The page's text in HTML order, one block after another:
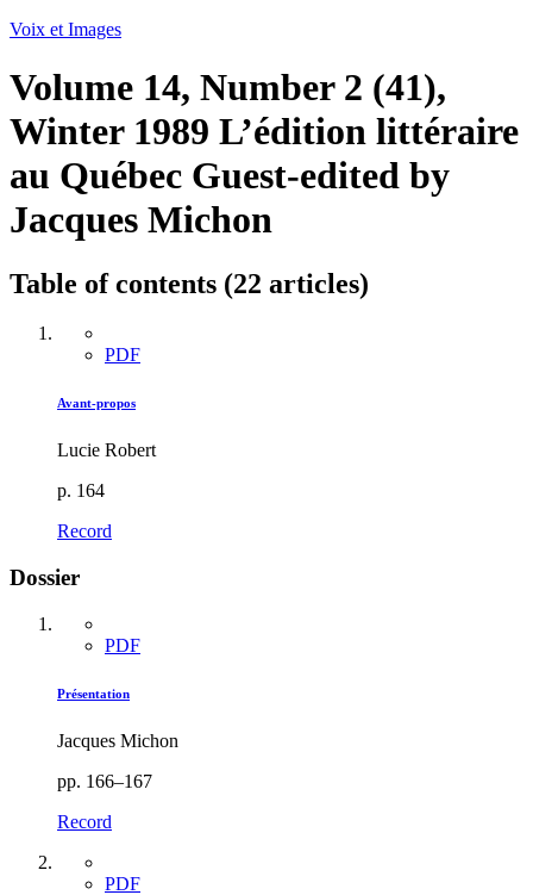
Voix et Images
Volume 14, Number 2 (41),
Winter 1989 L’édition littéraire
au Québec Guest-edited by
Jacques Michon
Table of contents (22 articles)
PDF
Avant-propos
Lucie Robert
p. 164
Record
Dossier
PDF
Présentation
Jacques Michon
pp. 166–167
Record
PDF